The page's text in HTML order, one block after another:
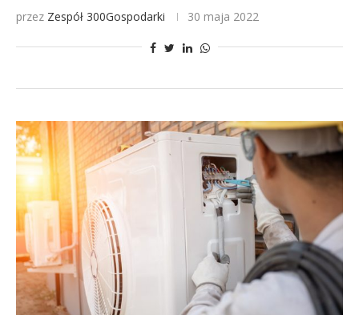
przez Zespół 300Gospodarki 30 maja 2022